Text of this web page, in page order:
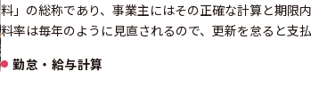
料」の総称であり、事業主にはその正確な計算と期限
料率は毎年のように見直されるので、更新を怠ると支
勤怠・給与計算